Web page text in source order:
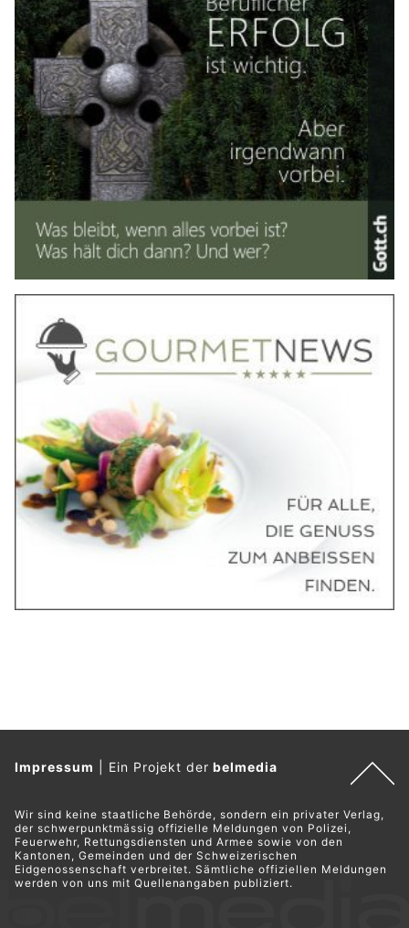
Impressum Ein Projekt derbelmedia
Wir sind keine staatliche Behörde, sondern ein privater Verlag,
der schwerpunktmässig offizielle Meldungen von Polizei,
Feuerwehr, Rettungsdiensten und Armee sowie von den
Kantonen, Gemeinden und der Schweizerischen
Eidgenossenschaft verbreitet. Sämtliche offiziellen Meldungen
werden von uns mit Quellenangaben publiziert.